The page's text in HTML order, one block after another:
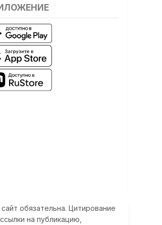
обязательна. Цитирование
на публикацию,